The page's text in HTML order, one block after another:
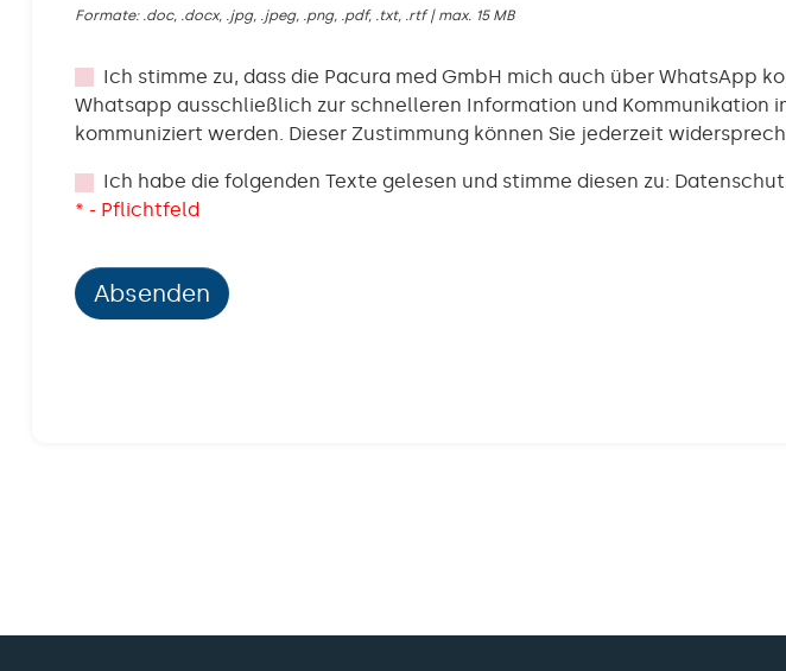
Formate: .doc, .docx, .jpg, .jpeg, .png, .pdf, .txt, .rtf | max. 15 MB
Ich stimme zu, dass die Pacura med GmbH mich auch über WhatsApp
Whatsapp ausschließlich zur schnelleren Information und Kommunikation
kommuniziert werden. Dieser Zustimmung können Sie jederzeit
Ich habe die folgenden Texte gelesen und stimme diesen zu:
* - Pflichtfeld
Absenden